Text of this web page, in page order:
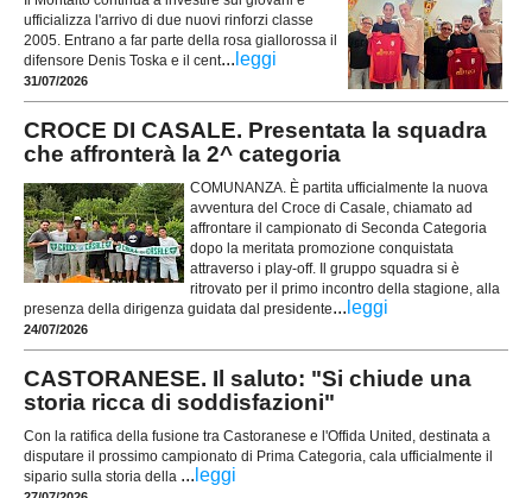
ufficializza l'arrivo di due nuovi rinforzi classe
2005. Entrano a far parte della rosa giallorossa il
difensore Denis Toska e il cent... leggi
31/07/2026
CROCE DI CASALE. Presentata la squadra
che affronterà la 2^ categoria
COMUNANZA. È partita ufficialmente la nuova
avventura del Croce di Casale, chiamato ad
affrontare il campionato di Seconda Categoria
dopo la meritata promozione conquistata
attraverso i play-off. Il gruppo squadra si è
ritrovato per il primo incontro della stagione, alla
presenza della dirigenza guidata dal presidente... leggi
24/07/2026
CASTORANESE. Il saluto: "Si chiude una
storia ricca di soddisfazioni"
Con la ratifica della fusione tra Castoranese e l'Offida United, destinata a
disputare il prossimo campionato di Prima Categoria, cala ufficialmente il
sipario sulla storia della ... leggi